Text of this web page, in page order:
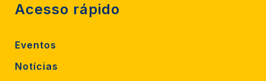
Acesso rápido
Eventos
Notícias